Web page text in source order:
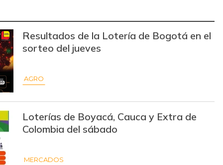
$ 30.000,00 - -
$ 2.557,00 -$ 261,00 -9,26%
$ 3.148,00
$ 10.700,00 -
$ 747,00 -$ 46,00
Resultados de la Lotería de Bogotá en el
sorteo del jueves
AGRO
Loterías de Boyacá, Cauca y Extra de
Colombia del sábado
MERCADOS